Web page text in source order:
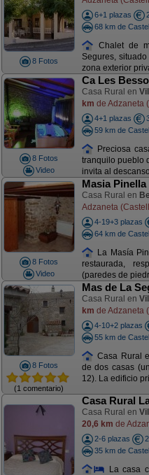
8 Fotos
6+1 plazas
68 km de
Chalet de
Segures,
zona exterior
8 Fotos
Video
Ca Les
Casa Rural en
km de Adzaneta
4+1 plazas
59 km de
Preciosa
tranquilo pueblo
invita al
8 Fotos
Video
Masia Pinella
Casa Rural en
Adzaneta
4-19+3 plazas
64 km de
La Masía
restaurada,
(paredes de
8 Fotos
(1 comentario)
Mas de La
Casa Rural en
km de Adzaneta
4-10+2 plazas
55 km de
Casa Rural
de dos casas
12). La edificio
Casa Rural
Casa Rural en
20,6 km de
2-6 plazas
35 km de
La casa